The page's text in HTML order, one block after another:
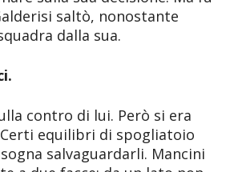
saltò, nonostante
dalla sua.
contro di lui. Però si era
equilibri di spogliatoio
salvaguardarli. Mancini